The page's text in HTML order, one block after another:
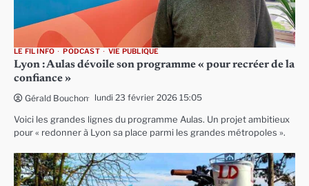
LE FIL INFO PODCAST VIE PUBLIQUE
Lyon : Aulas dévoile son programme « pour recréer de la
confiance »
Gérald Bouchon lundi 23 février 2026 15:05
Voici les grandes lignes du programme Aulas. Un projet ambitieux
pour « redonner à Lyon sa place parmi les grandes métropoles ».